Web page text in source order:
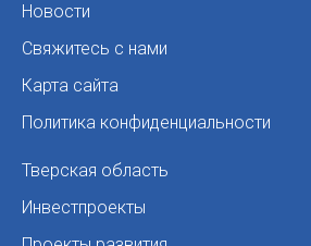
Новости
Свяжитесь с нами
Карта сайта
Политика конфиденциальности
Тверская область
Инвестпроекты